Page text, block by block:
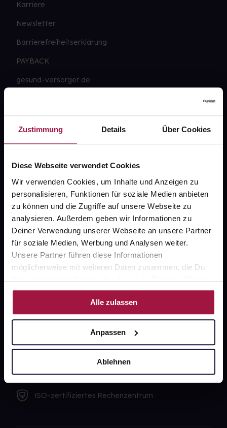
Zustimmung Details Über Cookies
Diese Webseite verwendet Cookies
Wir verwenden Cookies, um Inhalte und Anzeigen zu
personalisieren, Funktionen für soziale Medien anbieten
zu können und die Zugriffe auf unsere Webseite zu
analysieren. Außerdem geben wir Informationen zu
Deiner Verwendung unserer Webseite an unsere Partner
für soziale Medien, Werbung und Analysen weiter.
Unsere Partner führen diese Informationen
möglicherweise mit weiteren Daten zusammen, die Du
ihnen bereitgestellt hast oder die sie im Rahmen Deiner
Nutzung der Dienste gesammelt haben.
Alle zulassen
Anpassen
Ablehnen
Karriere
Newsletter
Barrierefreiheitserklärung
PAYBACK
gesund-versorger.de
Datenschutz
Unsere Vorteile
Ausgewählte Wunschprodukte sofort abholbereit
Lieferung für sofort verfügbare Artikel meist am
Freie Wahl der Apotheke
Große Auswahl an Apotheken
Software Made in Germany
ISO-zertifiziertes Rechenzentrum